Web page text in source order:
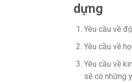
dựng
Yêu cầu về
Yêu cầu về
Yêu cầu về
sẽ có những